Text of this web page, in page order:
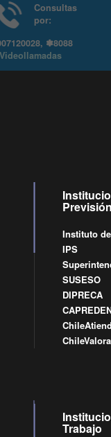
Consultas
6007120028, ✽8088
yVideollamadas
Previsión
Instituto
IPS
SUSESO
DIPRECA
ChileValora
Trabajo